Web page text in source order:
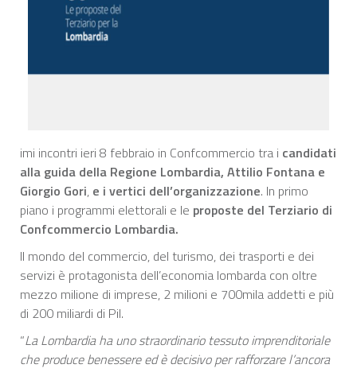
imi incontri ieri 8 febbraio in Confcommercio tra i candidati
alla guida della Regione Lombardia, Attilio Fontana e
Giorgio Gori, e i vertici dell’organizzazione. In primo
piano i programmi elettorali e le proposte del Terziario di
Confcommercio Lombardia.
Il mondo del commercio, del turismo, dei trasporti e dei
servizi è protagonista dell’economia lombarda con oltre
mezzo milione di imprese, 2 milioni e 700mila addetti e più
di 200 miliardi di Pil.
“La Lombardia ha uno straordinario tessuto imprenditoriale
che produce benessere ed è decisivo per rafforzare l’ancora